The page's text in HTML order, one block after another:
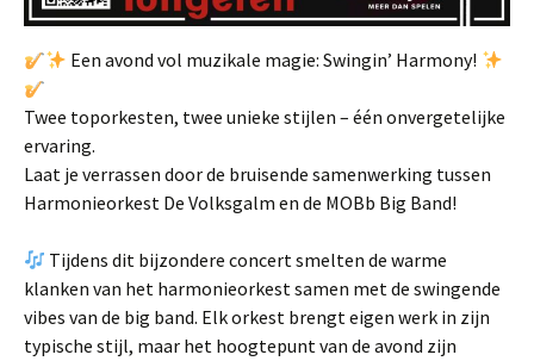
Een avond vol muzikale magie: Swingin’ Harmony!
Twee toporkesten, twee unieke stijlen – één onvergetelijke
ervaring.
Laat je verrassen door de bruisende samenwerking tussen
Harmonieorkest De Volksgalm en de MOBb Big Band!
Tijdens dit bijzondere concert smelten de warme
klanken van het harmonieorkest samen met de swingende
vibes van de big band. Elk orkest brengt eigen werk in zijn
typische stijl, maar het hoogtepunt van de avond zijn